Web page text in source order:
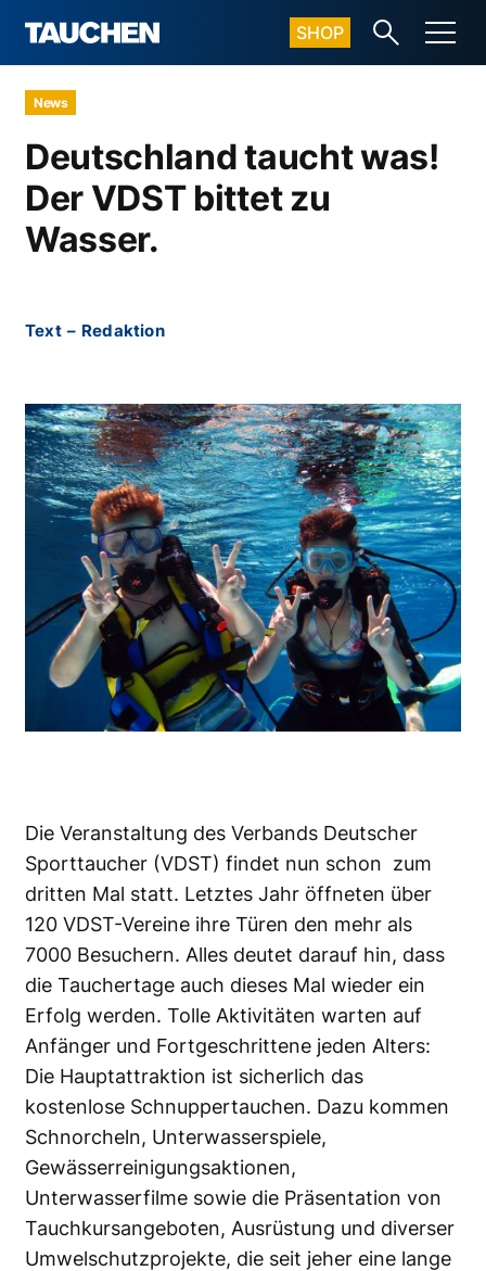
SHOP
News
Deutschland taucht was!
Der VDST bittet zu
Wasser.
Text – Redaktion
Die Veranstaltung des Verbands Deutscher
Sporttaucher (VDST) findet nun schon zum
dritten Mal statt. Letztes Jahr öffneten über
120 VDST-Vereine ihre Türen den mehr als
7000 Besuchern. Alles deutet darauf hin, dass
die Tauchertage auch dieses Mal wieder ein
Erfolg werden. Tolle Aktivitäten warten auf
Anfänger und Fortgeschrittene jeden Alters:
Die Hauptattraktion ist sicherlich das
kostenlose Schnuppertauchen. Dazu kommen
Schnorcheln, Unterwasserspiele,
Gewässerreinigungsaktionen,
Unterwasserfilme sowie die Präsentation von
Tauchkursangeboten, Ausrüstung und diverser
Umwelschutzprojekte, die seit jeher eine lange